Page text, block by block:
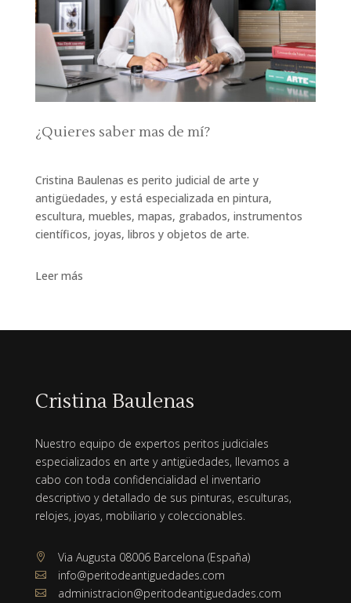
¿Quieres saber mas de mí?
Cristina Baulenas es perito judicial de arte y
antigüedades, y está especializada en pintura,
escultura, muebles, mapas, grabados, instrumentos
científicos, joyas, libros y objetos de arte.
Leer más
Cristina Baulenas
Nuestro equipo de expertos peritos judiciales
especializados en arte y antigüedades, llevamos a
cabo con toda confidencialidad el inventario
descriptivo y detallado de sus pinturas, esculturas,
relojes, joyas, mobiliario y coleccionables.
 Via Augusta 08006 Barcelona (España)
 info@peritodeantiguedades.com
 administracion@peritodeantiguedades.com